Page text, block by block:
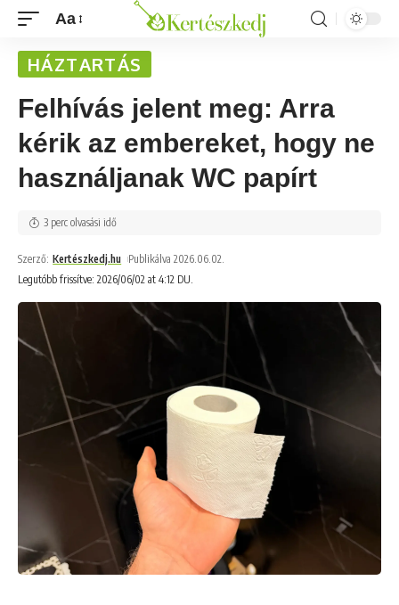
Aa
HÁZTARTÁS
Felhívás jelent meg: Arra
kérik az embereket, hogy ne
használjanak WC papírt
Legutóbb frissítve: 2026/06/02 at 4:12 DU.
Szerző: Kertészkedj.hu Publikálva 2026.06.02.
3 perc olvasási idő